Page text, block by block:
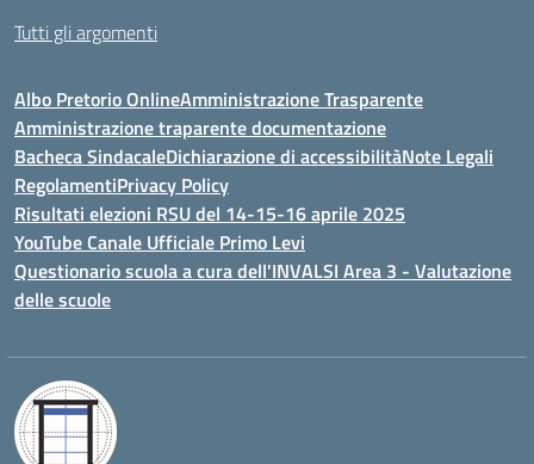
Tutti gli argomenti
Albo Pretorio OnlineAmministrazione Trasparente
Amministrazione traparente documentazione
Bacheca SindacaleDichiarazione di accessibilitàNote Legali
RegolamentiPrivacy Policy
Risultati elezioni RSU del 14-15-16 aprile 2025
YouTube Canale Ufficiale Primo Levi
Questionario scuola a cura dell'INVALSI Area 3 - Valutazione
delle scuole